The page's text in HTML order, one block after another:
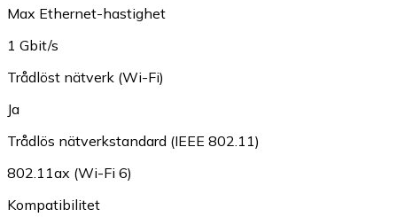
Max Ethernet-hastighet
1 Gbit/s
Trådlöst nätverk (Wi-Fi)
Ja
Trådlös nätverkstandard (IEEE 802.11)
802.11ax (Wi-Fi 6)
Kompatibilitet